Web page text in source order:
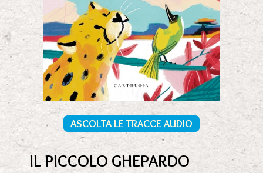
ASCOLTA LE TRACCE AUDIO
IL PICCOLO GHEPARDO